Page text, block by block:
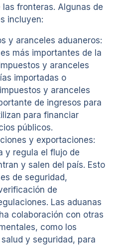
fronteras. Algunas de
incluyen:
y aranceles aduaneros:
más importantes de la
y aranceles
importadas o
y aranceles
de ingresos para
para financiar
públicos.
y exportaciones:
y regula el flujo de
y salen del país. Esto
de seguridad,
de
Las aduanas
colaboración con otras
como los
y seguridad, para